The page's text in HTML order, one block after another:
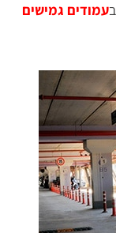
עמודים גמישים